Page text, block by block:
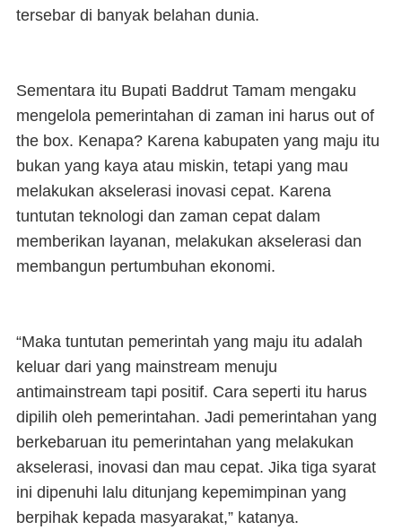
tersebar di banyak belahan dunia.
Sementara itu Bupati Baddrut Tamam mengaku
mengelola pemerintahan di zaman ini harus out of
the box. Kenapa? Karena kabupaten yang maju itu
bukan yang kaya atau miskin, tetapi yang mau
melakukan akselerasi inovasi cepat. Karena
tuntutan teknologi dan zaman cepat dalam
memberikan layanan, melakukan akselerasi dan
membangun pertumbuhan ekonomi.
“Maka tuntutan pemerintah yang maju itu adalah
keluar dari yang mainstream menuju
antimainstream tapi positif. Cara seperti itu harus
dipilih oleh pemerintahan. Jadi pemerintahan yang
berkebaruan itu pemerintahan yang melakukan
akselerasi, inovasi dan mau cepat. Jika tiga syarat
ini dipenuhi lalu ditunjang kepemimpinan yang
berpihak kepada masyarakat,” katanya.